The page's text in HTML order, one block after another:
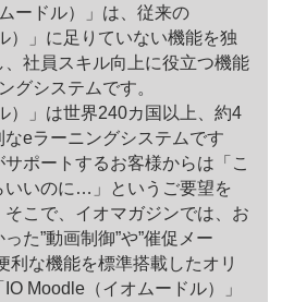
ードル）」は、従来の
）」に足りていない機能を独
、社員スキル向上に役立つ機能
グシステムです。
）」は世界240カ国以上、約4
eラーニングシステムです
ポートするお客様からは「こ
いいのに…」というご要望を
こで、イオマガジンでは、お
た”動画制御”や”催促メー
利な機能を標準搭載したオリ
Moodle（イオムードル）」